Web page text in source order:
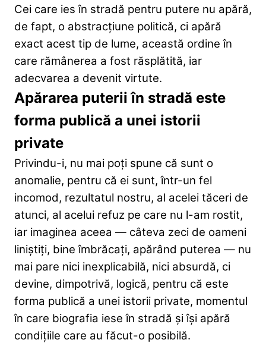
Cei care ies în stradă pentru putere nu apără,
de fapt, o abstracțiune politică, ci apără
exact acest tip de lume, această ordine în
care rămânerea a fost răsplătită, iar
adecvarea a devenit virtute.
Apărarea puterii în stradă este
forma publică a unei istorii
private
Privindu-i, nu mai poți spune că sunt o
anomalie, pentru că ei sunt, într-un fel
incomod, rezultatul nostru, al acelei tăceri de
atunci, al acelui refuz pe care nu l-am rostit,
iar imaginea aceea — câteva zeci de oameni
liniștiți, bine îmbrăcați, apărând puterea — nu
mai pare nici inexplicabilă, nici absurdă, ci
devine, dimpotrivă, logică, pentru că este
forma publică a unei istorii private, momentul
în care biografia iese în stradă și își apără
condițiile care au făcut-o posibilă.